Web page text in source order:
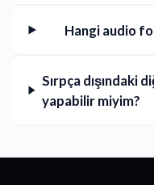
Hangi audio
Sırpça dışındaki
yapabilir miyim?